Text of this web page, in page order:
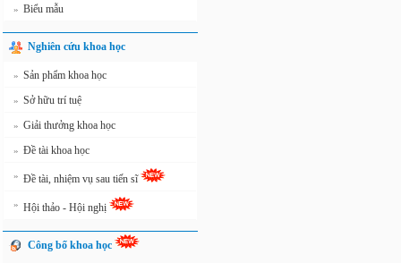
» Biểu mẫu
Nghiên cứu khoa học
» Sản phẩm khoa học
» Sở hữu trí tuệ
» Giải thưởng khoa học
» Đề tài khoa học
» Đề tài, nhiệm vụ sau tiến sĩ
» Hội thảo - Hội nghị
Công bố khoa học